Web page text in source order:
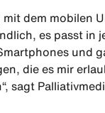
mit dem mobilen
es passt in
und
die es mir
sagt